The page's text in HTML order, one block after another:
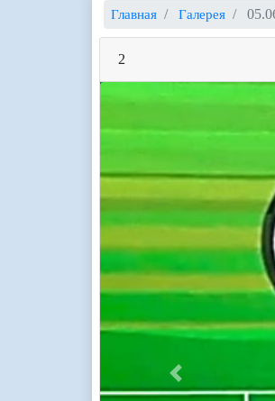
Главная Галерея
2
Previous